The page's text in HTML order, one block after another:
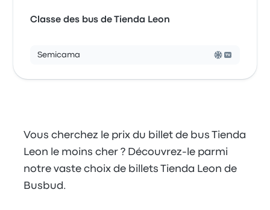
Classe des bus de Tienda Leon
Semicama
Vous cherchez le prix du billet de bus Tienda
Leon le moins cher ? Découvrez-le parmi
notre vaste choix de billets Tienda Leon de
Busbud.